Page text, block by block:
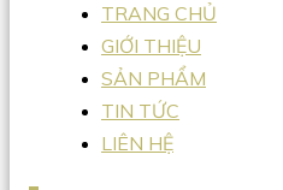
TRANG CHỦ
GIỚI THIỆU
SẢN PHẨM
TIN TỨC
LIÊN HỆ